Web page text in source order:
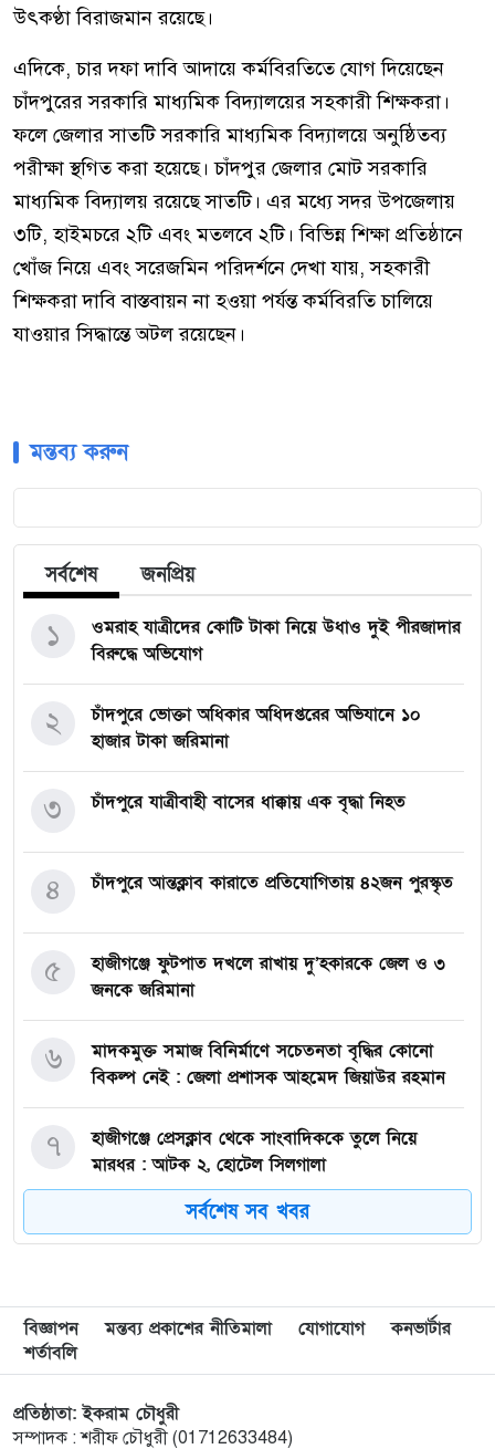
উৎকণ্ঠা বিরাজমান রয়েছে।
এদিকে, চার দফা দাবি আদায়ে কর্মবিরতিতে যোগ দিয়েছেন
চাঁদপুরের সরকারি মাধ্যমিক বিদ্যালয়ের সহকারী শিক্ষকরা।
ফলে জেলার সাতটি সরকারি মাধ্যমিক বিদ্যালয়ে অনুষ্ঠিতব্য
পরীক্ষা স্থগিত করা হয়েছে। চাঁদপুর জেলার মোট সরকারি
মাধ্যমিক বিদ্যালয় রয়েছে সাতটি। এর মধ্যে সদর উপজেলায়
৩টি, হাইমচরে ২টি এবং মতলবে ২টি। বিভিন্ন শিক্ষা প্রতিষ্ঠানে
খোঁজ নিয়ে এবং সরেজমিন পরিদর্শনে দেখা যায়, সহকারী
শিক্ষকরা দাবি বাস্তবায়ন না হওয়া পর্যন্ত কর্মবিরতি চালিয়ে
যাওয়ার সিদ্ধান্তে অটল রয়েছেন।
মন্তব্য করুন
সর্বশেষ জনপ্রিয়
ওমরাহ যাত্রীদের কোটি টাকা নিয়ে উধাও দুই পীরজাদার
বিরুদ্ধে অভিযোগ
১
চাঁদপুরে ভোক্তা অধিকার অধিদপ্তরের অভিযানে ১০
হাজার টাকা জরিমানা
২
চাঁদপুরে যাত্রীবাহী বাসের ধাক্কায় এক বৃদ্ধা নিহত
৩
চাঁদপুরে আন্তক্লাব কারাতে প্রতিযোগিতায় ৪২জন পুরস্কৃত
৪
হাজীগঞ্জে ফুটপাত দখলে রাখায় দু’হকারকে জেল ও ৩
জনকে জরিমানা
৫
মাদকমুক্ত সমাজ বিনির্মাণে সচেতনতা বৃদ্ধির কোনো
বিকল্প নেই : জেলা প্রশাসক আহমেদ জিয়াউর রহমান
৬
হাজীগঞ্জে প্রেসক্লাব থেকে সাংবাদিককে তুলে নিয়ে
মারধর : আটক ২, হোটেল সিলগালা
৭
মতলব উত্তরে কালাম এন্টারপ্রাইজের মালিককে ২৫
হাজার টাকা জরিমানা
৮
মেরিল প্রথম আলো সমালোচক পুরস্কার ২০২৫ : সেরা
অভিনেতার চূড়ান্ত মনোনয়নে জায়গা করে নিলেন
৯
চাঁদপুরে জাতীয় বিজ্ঞান ও প্রযুক্তি সপ্তাহ উদযাপনের
১০
সর্বশেষ সব খবর
বিজ্ঞাপন মন্তব্য প্রকাশের নীতিমালা যোগাযোগ
কনভার্টার
শর্তাবলি
প্রতিষ্ঠাতা: ইকরাম চৌধুরী
সম্পাদক : শরীফ চৌধুরী (01712633484)